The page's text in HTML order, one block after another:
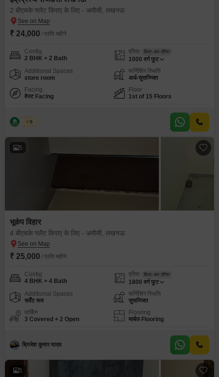
2 बीएचके फ्लैट किराए के लिए - अमौसी, लखनऊ
₹ 24,000 / प्रति महीने
Config
2 BHK + 2 Bath
एरिया बिल्ट-अप एरिया
1000 वर्ग फुट
Additional Spaces
store room
फर्निशिंग स्थिति
अर्ध-सुसज्जित
Facing
वेस्ट Facing
Floor
1st of 15 Floors
रेंटेडघर
5
5
भूकंप विहार
4 बीएचके फ्लैट किराए के लिए - अमौसी, लखनऊ
₹ 25,000 / प्रति महीने
Config
4 BHK + 4 Bath
एरिया बिल्ट-अप एरिया
1800 वर्ग फुट
Additional Spaces
सर्वेंट रूम
फर्निशिंग स्थिति
सुसज्जित
पार्किंग
3 Covered + 2 Open
Flooring
मार्बल Flooring
ब्रिजेश कुमार यादव
5